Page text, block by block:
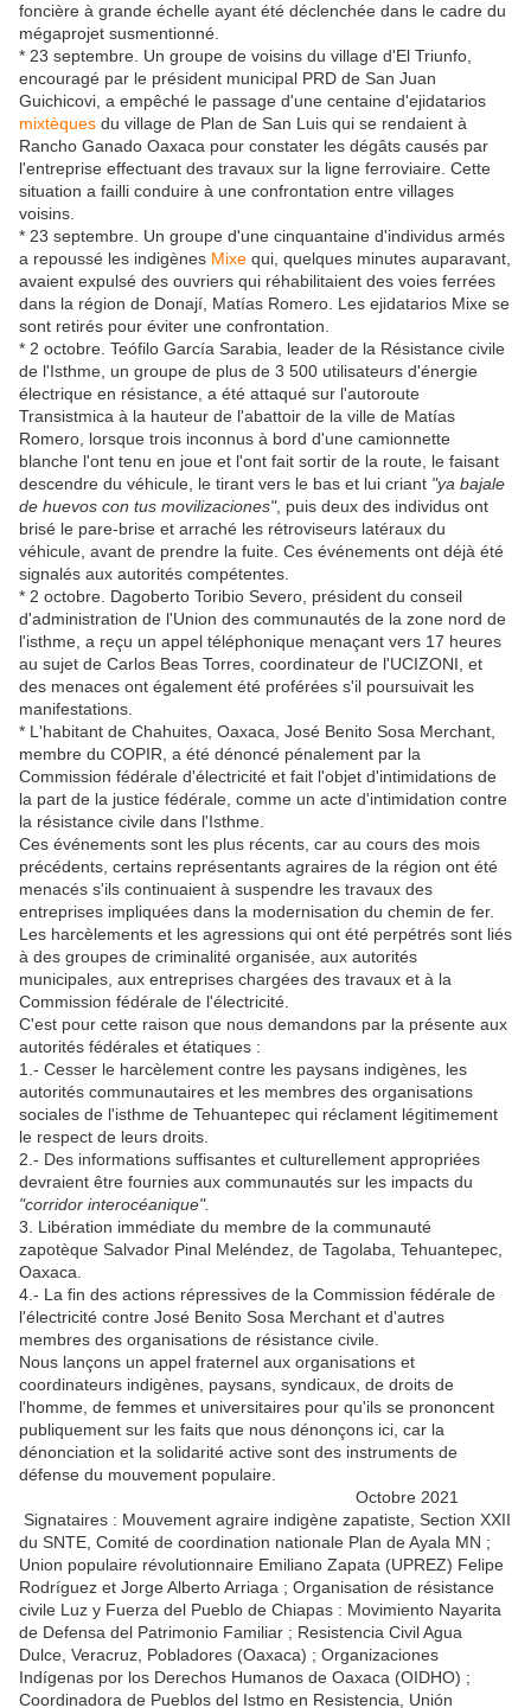
foncière à grande échelle ayant été déclenchée dans le cadre du
mégaprojet susmentionné.
* 23 septembre. Un groupe de voisins du village d'El Triunfo,
encouragé par le président municipal PRD de San Juan
Guichicovi, a empêché le passage d'une centaine d'ejidatarios
mixtèques du village de Plan de San Luis qui se rendaient à
Rancho Ganado Oaxaca pour constater les dégâts causés par
l'entreprise effectuant des travaux sur la ligne ferroviaire. Cette
situation a failli conduire à une confrontation entre villages
voisins.
* 23 septembre. Un groupe d'une cinquantaine d'individus armés
a repoussé les indigènes Mixe qui, quelques minutes auparavant,
avaient expulsé des ouvriers qui réhabilitaient des voies ferrées
dans la région de Donají, Matías Romero. Les ejidatarios Mixe se
sont retirés pour éviter une confrontation.
* 2 octobre. Teófilo García Sarabia, leader de la Résistance civile
de l'Isthme, un groupe de plus de 3 500 utilisateurs d'énergie
électrique en résistance, a été attaqué sur l'autoroute
Transistmica à la hauteur de l'abattoir de la ville de Matías
Romero, lorsque trois inconnus à bord d'une camionnette
blanche l'ont tenu en joue et l'ont fait sortir de la route, le faisant
descendre du véhicule, le tirant vers le bas et lui criant "ya bajale
de huevos con tus movilizaciones", puis deux des individus ont
brisé le pare-brise et arraché les rétroviseurs latéraux du
véhicule, avant de prendre la fuite. Ces événements ont déjà été
signalés aux autorités compétentes.
* 2 octobre. Dagoberto Toribio Severo, président du conseil
d'administration de l'Union des communautés de la zone nord de
l'isthme, a reçu un appel téléphonique menaçant vers 17 heures
au sujet de Carlos Beas Torres, coordinateur de l'UCIZONI, et
des menaces ont également été proférées s'il poursuivait les
manifestations.
* L'habitant de Chahuites, Oaxaca, José Benito Sosa Merchant,
membre du COPIR, a été dénoncé pénalement par la
Commission fédérale d'électricité et fait l'objet d'intimidations de
la part de la justice fédérale, comme un acte d'intimidation contre
la résistance civile dans l'Isthme.
Ces événements sont les plus récents, car au cours des mois
précédents, certains représentants agraires de la région ont été
menacés s'ils continuaient à suspendre les travaux des
entreprises impliquées dans la modernisation du chemin de fer.
Les harcèlements et les agressions qui ont été perpétrés sont liés
à des groupes de criminalité organisée, aux autorités
municipales, aux entreprises chargées des travaux et à la
Commission fédérale de l'électricité.
C'est pour cette raison que nous demandons par la présente aux
autorités fédérales et étatiques :
1.- Cesser le harcèlement contre les paysans indigènes, les
autorités communautaires et les membres des organisations
sociales de l'isthme de Tehuantepec qui réclament légitimement
le respect de leurs droits.
2.- Des informations suffisantes et culturellement appropriées
devraient être fournies aux communautés sur les impacts du
"corridor interocéanique".
3. Libération immédiate du membre de la communauté
zapotèque Salvador Pinal Meléndez, de Tagolaba, Tehuantepec,
Oaxaca.
4.- La fin des actions répressives de la Commission fédérale de
l'électricité contre José Benito Sosa Merchant et d'autres
membres des organisations de résistance civile.
Nous lançons un appel fraternel aux organisations et
coordinateurs indigènes, paysans, syndicaux, de droits de
l'homme, de femmes et universitaires pour qu'ils se prononcent
publiquement sur les faits que nous dénonçons ici, car la
dénonciation et la solidarité active sont des instruments de
défense du mouvement populaire.
Octobre 2021
Signataires : Mouvement agraire indigène zapatiste, Section XXII
du SNTE, Comité de coordination nationale Plan de Ayala MN ;
Union populaire révolutionnaire Emiliano Zapata (UPREZ) Felipe
Rodríguez et Jorge Alberto Arriaga ; Organisation de résistance
civile Luz y Fuerza del Pueblo de Chiapas : Movimiento Nayarita
de Defensa del Patrimonio Familiar ; Resistencia Civil Agua
Dulce, Veracruz, Pobladores (Oaxaca) ; Organizaciones
Indígenas por los Derechos Humanos de Oaxaca (OIDHO) ;
Coordinadora de Pueblos del Istmo en Resistencia, Unión